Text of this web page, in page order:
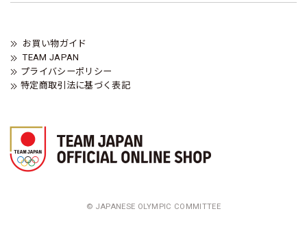
お買い物ガイド
TEAM JAPAN
プライバシーポリシー
特定商取引法に基づく表記
© JAPANESE OLYMPIC COMMITTEE